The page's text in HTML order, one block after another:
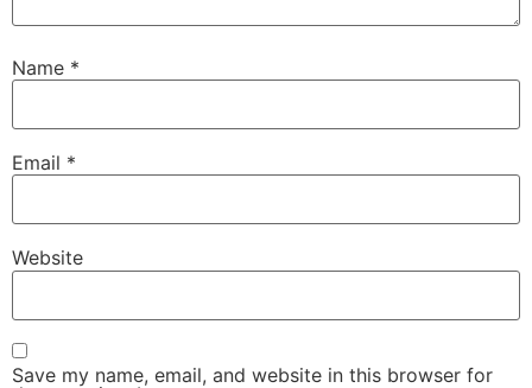
Name *
Email *
Website
Save my name, email, and website in this browser for